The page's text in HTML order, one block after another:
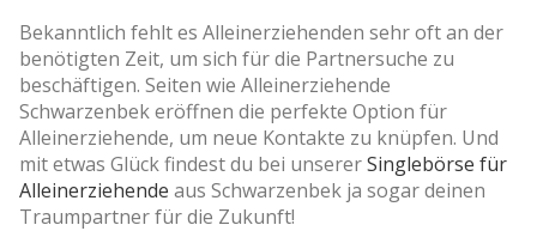
Bekanntlich fehlt es Alleinerziehenden sehr oft an der
benötigten Zeit, um sich für die Partnersuche zu
beschäftigen. Seiten wie Alleinerziehende
Schwarzenbek eröffnen die perfekte Option für
Alleinerziehende, um neue Kontakte zu knüpfen. Und
mit etwas Glück findest du bei unsererSinglebörse für
Alleinerziehende aus Schwarzenbek ja sogar deinen
Traumpartner für die Zukunft!